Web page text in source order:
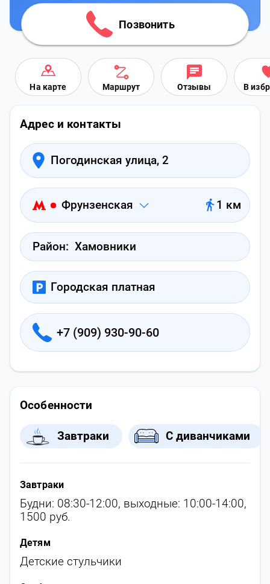
Позвонить
На карте Маршрут Отзывы В
Адрес и контакты
Погодинская улица, 2
Фрунзенская 1 км
Район: Хамовники
Городская платная
+7 (909) 930-90-60
Особенности
Завтраки С диванчиками
Завтраки
Будни: 08:30-12:00, выходные: 10:00-14:00,
1500 руб.
Детям
Детские стульчики